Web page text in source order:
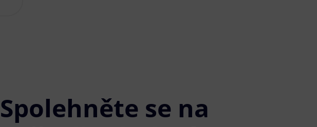
Spolehněte se na